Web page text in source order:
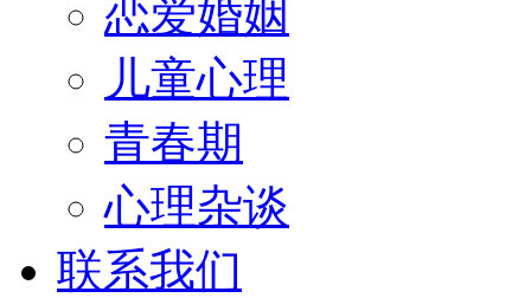
恋爱婚姻
儿童心理
青春期
心理杂谈
联系我们